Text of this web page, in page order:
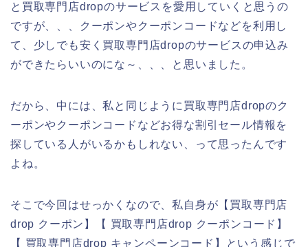
と買取専門店dropのサービスを愛用していくと思うの
ですが、、、クーポンやクーポンコードなどを利用し
て、少しでも安く買取専門店dropのサービスの申込み
ができたらいいのにな～、、、と思いました。
だから、中には、私と同じように買取専門店dropのク
ーポンやクーポンコードなどお得な割引セール情報を
探している人がいるかもしれない、って思ったんです
よね。
そこで今回はせっかくなので、私自身が【買取専門店
drop クーポン】【 買取専門店drop クーポンコード】
【 買取専門店drop キャンペーンコード】という感じで